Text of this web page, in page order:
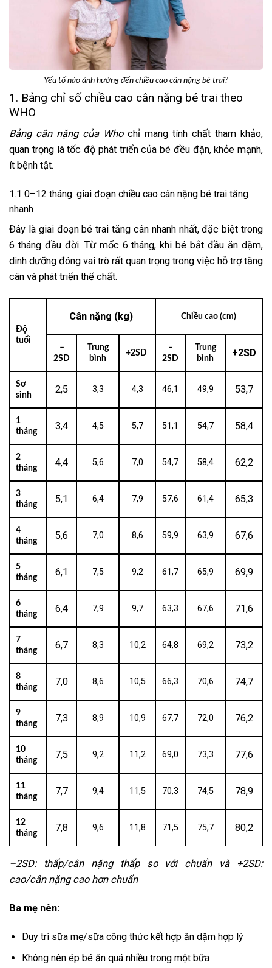
Yếu tố nào ảnh hưởng đến chiều cao cân nặng bé trai?
1. Bảng chỉ số chiều cao cân nặng bé trai theo
WHO
Bảng cân nặng của Who chỉ mang tính chất tham khảo,
quan trọng là tốc độ phát triển của bé đều đặn, khỏe mạnh,
ít bệnh tật.
1.1 0–12 tháng: giai đoạn chiều cao cân nặng bé trai tăng
nhanh
Đây là giai đoạn bé trai tăng cân nhanh nhất, đặc biệt trong
6 tháng đầu đời. Từ mốc 6 tháng, khi bé bắt đầu ăn dặm,
dinh dưỡng đóng vai trò rất quan trọng trong việc hỗ trợ tăng
cân và phát triển thể chất.
Độ
tuổi
Cân nặng (kg) Chiều cao (cm)
–
2SD
Trung
bình
+2SD
–
2SD
Trung
bình
+2SD
Sơ
sinh
2,5 3,3 4,3 46,1 49,9 53,7
1
tháng
3,4 4,5 5,7 51,1 54,7 58,4
2
tháng
4,4 5,6 7,0 54,7 58,4 62,2
3
tháng
5,1 6,4 7,9 57,6 61,4 65,3
4
tháng
5,6 7,0 8,6 59,9 63,9 67,6
5
tháng
6,1 7,5 9,2 61,7 65,9 69,9
6
tháng
6,4 7,9 9,7 63,3 67,6 71,6
7
tháng
6,7 8,3 10,2 64,8 69,2 73,2
8
tháng
7,0 8,6 10,5 66,3 70,6 74,7
9
tháng
7,3 8,9 10,9 67,7 72,0 76,2
10
tháng
7,5 9,2 11,2 69,0 73,3 77,6
11
tháng
7,7 9,4 11,5 70,3 74,5 78,9
12
tháng
7,8 9,6 11,8 71,5 75,7 80,2
–2SD: thấp/cân nặng thấp so với chuẩn và +2SD:
cao/cân nặng cao hơn chuẩn
Ba mẹ nên:
Duy trì sữa mẹ/sữa công thức kết hợp ăn dặm hợp lý
Không nên ép bé ăn quá nhiều trong một bữa